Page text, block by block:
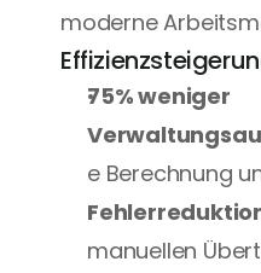
moderne
75% weniger
e Berechnung
manuellen